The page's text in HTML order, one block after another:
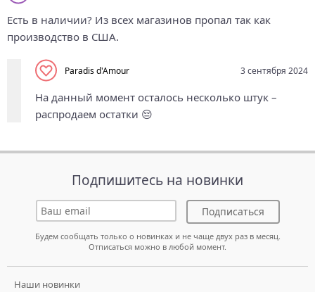
Есть в наличии? Из всех магазинов пропал так как
производство в США.
Paradis d'Amour 3 сентября 2024
На данный момент осталось несколько штук –
распродаем остатки 😔
Подпишитесь на новинки
Подписаться
Будем сообщать только о новинках и не чаще двух раз в месяц.
Отписаться можно в любой момент.
Наши новинки